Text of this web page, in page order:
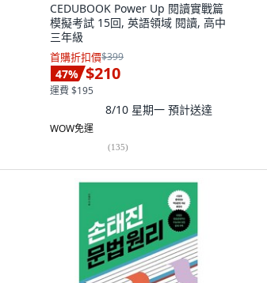
CEDUBOOK Power Up 閱讀實戰篇
模擬考試 15回, 英語領域 閱讀, 高中
三年級
首購折扣價$399
47% $210
運費 $195
8/10 星期一 預計送達
WOW免運
(135)